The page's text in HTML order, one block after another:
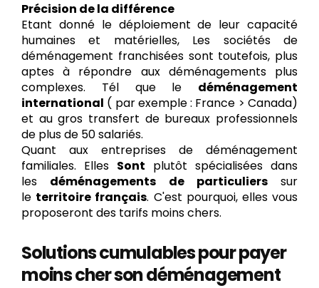
Précision de la différence
Etant donné le déploiement de leur capacité
humaines et matérielles, Les sociétés de
déménagement franchisées sont toutefois, plus
aptes à répondre aux déménagements plus
complexes. Tél que le déménagement
international ( par exemple : France > Canada)
et au gros transfert de bureaux professionnels
de plus de 50 salariés.
Quant aux entreprises de déménagement
familiales. Elles Sont plutôt spécialisées dans
les déménagements de particulierssur
le territoire français. C'est pourquoi, elles vous
proposeront des tarifs moins chers.
Solutions cumulables pour payer
moins cher son déménagement